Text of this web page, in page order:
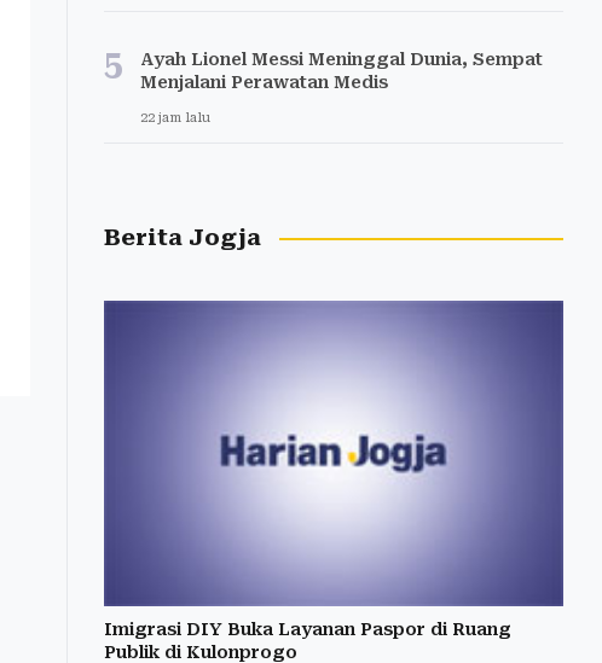
5
Ayah Lionel Messi Meninggal Dunia, Sempat
Menjalani Perawatan Medis
22 jam lalu
Berita Jogja
Imigrasi DIY Buka Layanan Paspor di Ruang
Publik di Kulonprogo